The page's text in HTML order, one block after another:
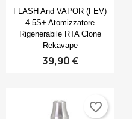
Anteprima
FLASH And VAPOR (FEV)
4.5S+ Atomizzatore
Rigenerabile RTA Clone
Rekavape
39,90 €
favorite_border